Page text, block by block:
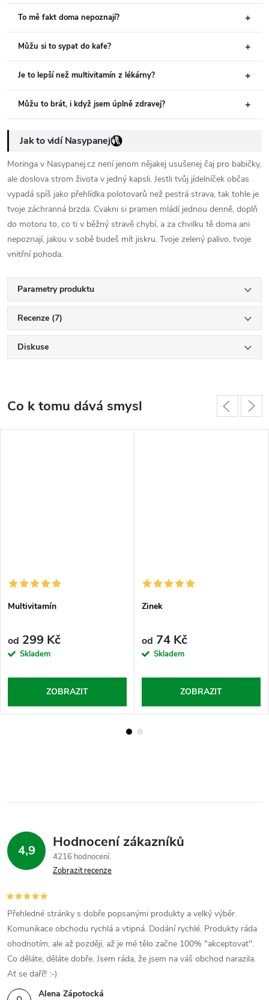
To mě fakt doma nepoznají?
Můžu si to sypat do kafe?
Je to lepší než multivitamín z lékárny?
Můžu to brát, i když jsem úplně zdravej?
Jak to vidí Nasypanej
Moringa v Nasypanej.cz není jenom nějakej usušenej čaj pro babičky,
ale doslova strom života v jedný kapsli. Jestli tvůj jídelníček občas
vypadá spíš jako přehlídka polotovarů než pestrá strava, tak tohle je
tvoje záchranná brzda. Cvakni si pramen mládí jednou denně, doplň
do motoru to, co ti v běžný stravě chybí, a za chvilku tě doma ani
nepoznají, jakou v sobě budeš mít jiskru. Tvoje zelený palivo, tvoje
vnitřní pohoda.
Parametry produktu
Recenze (7)
Diskuse
Co k tomu dává smysl
Multivitamín
od 299 Kč
Skladem
ZOBRAZIT
Zinek
od 74 Kč
Skladem
ZOBRAZIT
4,9 Hodnocení zákazníků
4216 hodnocení
Zobrazit recenze
Alena Zápotocká
Přehledné stránky s dobře popsanými produkty a velký výběr.
Komunikace obchodu rychlá a vtipná. Dodání rychlé. Produkty ráda
ohodnotím, ale až později, až je mé tělo začne 100% "akceptovat".
Co děláte, děláte dobře. Jsem ráda, že jsem na váš obchod narazila.
Ať se daří!! :-)